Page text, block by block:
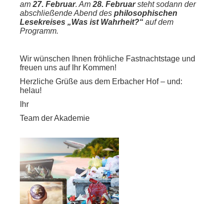
am 27. Februar. Am 28. Februarsteht sodann der
abschließende Abend des philosophischen
Lesekreises „Was ist Wahrheit?“ auf dem
Programm.
Wir wünschen Ihnen fröhliche Fastnachtstage und
freuen uns auf Ihr Kommen!
Herzliche Grüße aus dem Erbacher Hof – und:
helau!
Ihr
Team der Akademie